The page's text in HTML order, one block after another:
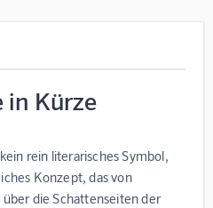
in Kürze
rein literarisches Symbol,
Konzept, das von
die Schattenseiten der